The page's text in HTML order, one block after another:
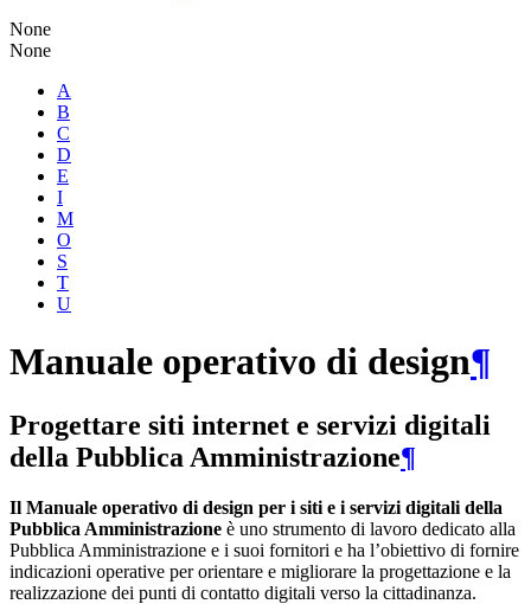
None
None
A
B
C
D
E
I
M
O
S
T
U
Manuale operativo di design¶
Progettare siti internet e servizi digitali
della Pubblica Amministrazione¶
Il Manuale operativo di design per i siti e i servizi digitali della
Pubblica Amministrazione è uno strumento di lavoro dedicato alla
Pubblica Amministrazione e i suoi fornitori e ha l’obiettivo di fornire
indicazioni operative per orientare e migliorare la progettazione e la
realizzazione dei punti di contatto digitali verso la cittadinanza.